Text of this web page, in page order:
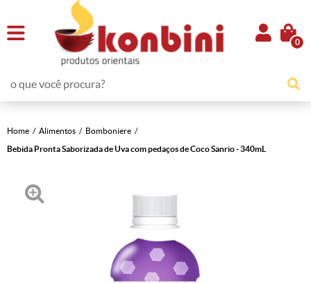
0
Home Alimentos
Bomboniere
Bebida Pronta Saborizada de Uva com pedaços de Coco Sanrio - 340mL